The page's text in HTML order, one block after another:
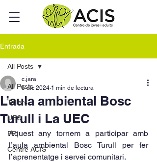
Entrada
All Posts
Tallers
UEC
PFI
Centre ACIS
All Posts
L’aula ambiental Bosc
Turull i La UEC
c.jara
5 dic 2024 1 min de lectura
Aquest any tornem a participar amb
l’aula ambiental Bosc Turull per fer
l’aprenentatge i servei comunitari.